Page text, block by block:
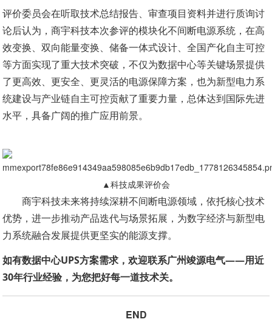
评价委员会在听取技术总结报告、审查项目资料并进行质询讨
论后认为，商宇科技本次参评的模块化不间断电源系统，在高
效变换、双向能量变换、储备一体式设计、全国产化自主可控
等方面实现了重大技术突破，不仅为数据中心等关键场景提供
了更高效、更安全、更灵活的电源保障方案，也为新型电力系
统建设与产业链自主可控贡献了重要力量，总体达到国际先进
水平，具备广阔的推广应用前景。
▲科技成果评价会
商宇科技未来将持续深耕不间断电源领域，依托核心技术
优势，进一步推动产品迭代与场景拓展，为数字经济与新型电
力系统融合发展提供更坚实的能源支撑。
如有数据中心UPS方案需求，欢迎联系广州竣源电气——用近
30年行业经验，为您把好每一道技术关。
END